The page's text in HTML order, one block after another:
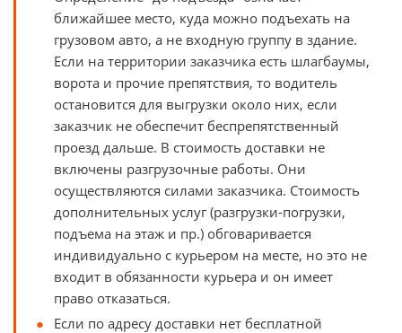
ближайшее место, куда можно подъехать на
грузовом авто, а не входную группу в здание.
Если на территории заказчика есть шлагбаумы,
ворота и прочие препятствия, то водитель
остановится для выгрузки около них, если
заказчик не обеспечит беспрепятственный
проезд дальше. В стоимость доставки не
включены разгрузочные работы. Они
осуществляются силами заказчика. Стоимость
дополнительных услуг (разгрузки-погрузки,
подъема на этаж и пр.) обговаривается
индивидуально с курьером на месте, но это не
входит в обязанности курьера и он имеет
право отказаться.
Если по адресу доставки нет бесплатной